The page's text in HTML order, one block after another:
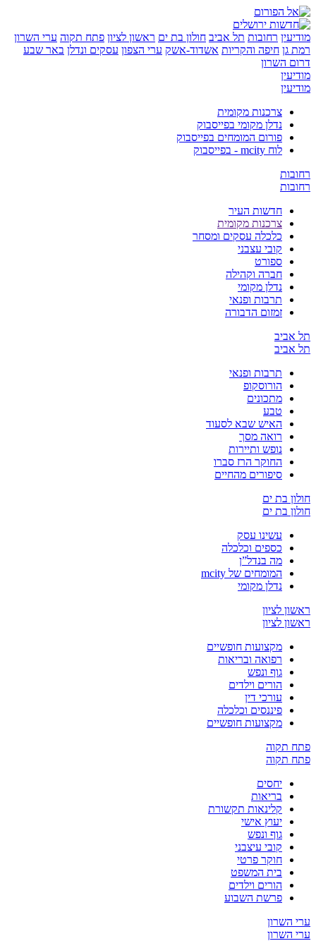
רחובות תל אביב חולון בת ים ראשון לציון פתח תקוה ערי השרון
חיפה והקריות אשדוד-אשק ערי הצפון עסקים ונדלן באר שבע
צרכנות מקומית
נדלן מקומי בפייסבוק
פורום המומחים בפייסבוק
חדשות העיר
צרכנות מקומית
כלכלה עסקים ומסחר
קובי עצבני
ספורט
חברה וקהילה
נדלן מקומי
תרבות ופנאי
זמזום הדבורה
תרבות ופנאי
הורוסקופ
מתכונים
טבע
האיש שבא לסעוד
רואה מסך
נופש ותיירות
החוקר הרז סברו
סיפורים מהחיים
בת ים
בת ים
עשינו עסק
כספים וכלכלה
מה בנדל”ן
המומחים של mcity
נדלן מקומי
לציון
לציון
מקצועות חופשיים
רפואה ובריאות
גוף ונפש
הורים וילדים
עורכי דין
פיננסים וכלכלה
מקצועות חופשיים
יחסים
בריאות
קלינאות תקשורת
יעוץ אישי
גוף ונפש
קובי עיצבני
חוקר פרטי
בית המשפט
הורים וילדים
פרשת השבוע